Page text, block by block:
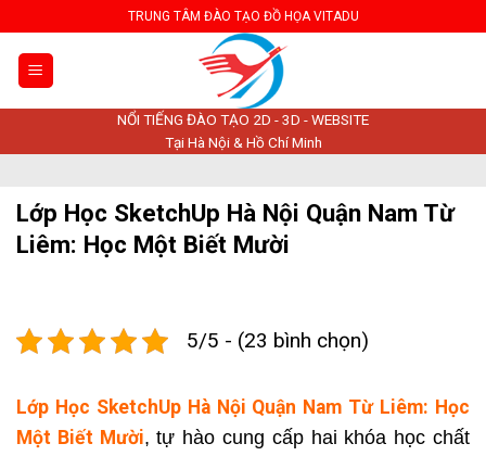
to
content
TRUNG TÂM ĐÀO TẠO ĐỒ HỌA VITADU
NỔI TIẾNG ĐÀO TẠO 2D - 3D - WEBSITE
Tại Hà Nội & Hồ Chí Minh
Lớp Học SketchUp Hà Nội Quận Nam Từ
Liêm: Học Một Biết Mười
5/5 - (23 bình chọn)
Lớp Học SketchUp Hà Nội Quận Nam Từ Liêm: Học
Một Biết Mười, tự hào cung cấp hai khóa học chất